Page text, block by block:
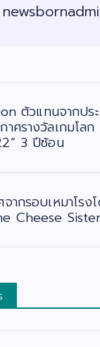
ตัวแทนจากปร
าศรางวัลเกมโล
3 ปีซ้อน
จากรอบเหมาโร
Cheese